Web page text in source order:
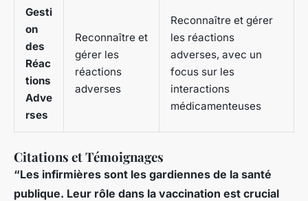
Gesti
on
des
Réac
tions
Adve
rses
Reconnaître et
gérer les
réactions
adverses
Reconnaître et gérer
les réactions
adverses, avec un
focus sur les
interactions
médicamenteuses
Citations et Témoignages
“Les infirmières sont les gardiennes de la santé
publique. Leur rôle dans la vaccination est crucial